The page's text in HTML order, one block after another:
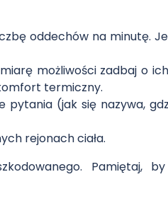
oddechów na minutę.
możliwości zadbaj o
termiczny.
(jak się nazywa,
rejonach ciała.
Pamiętaj,